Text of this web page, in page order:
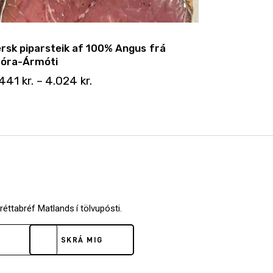
piparsteik af 100% Angus frá
Ármóti
kr. – 4.024 kr.
Matlands í tölvupósti.
SKRÁ MIG